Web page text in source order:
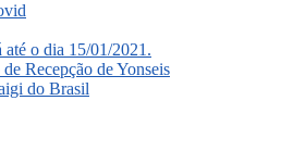
o dia 15/01/2021.
Recepção de Yonseis
do Brasil